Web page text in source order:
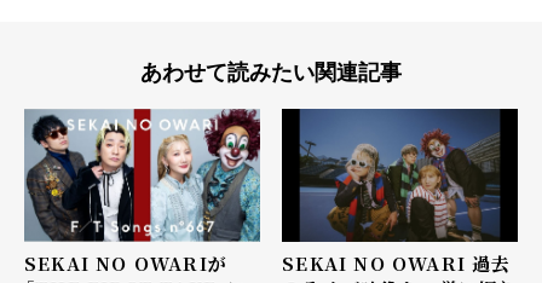
あわせて読みたい関連記事
SEKAI NO OWARIが
SEKAI NO OWARI 過去